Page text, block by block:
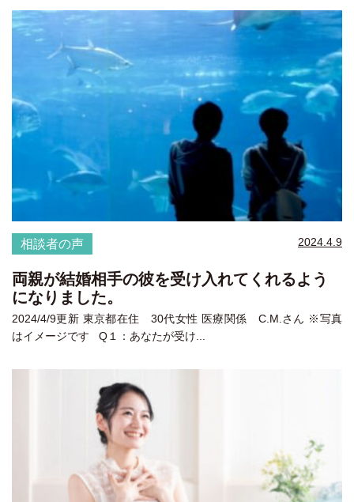
相談者の声 2024.4.9
両親が結婚相手の彼を受け入れてくれるよう
になりました。
2024/4/9更新 東京都在住 30代女性 医療関係 C.M.さん ※写真
はイメージです Q１：あなたが受け...